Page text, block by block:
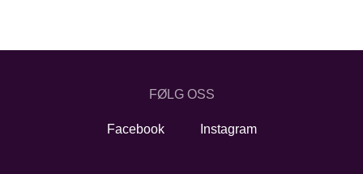
FØLG OSS
Facebook Instagram